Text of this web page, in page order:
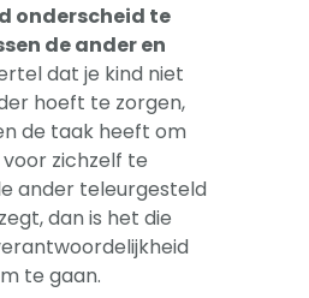
onderscheid te
de ander en
dat je kind niet
hoeft te zorgen,
de taak heeft om
zichzelf te
ander teleurgesteld
dan is het die
te gaan.